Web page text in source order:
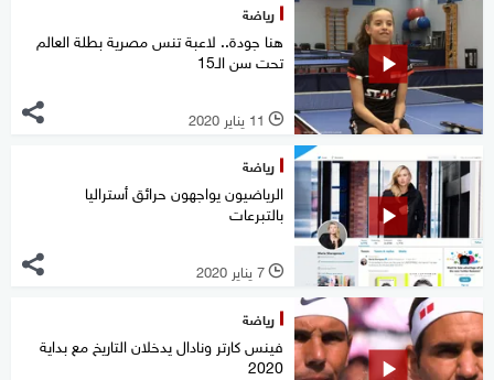
رياضة
هنا جودة.. لاعبة تنس مصرية بطلة العالم
تحت سن الـ15
l 11 يناير 2020
رياضة
الرياضيون يواجهون حرائق أستراليا
بالتبرعات
l 7 يناير 2020
رياضة
فينس كارتر ونادال يدخلان التاريخ مع بداية
2020